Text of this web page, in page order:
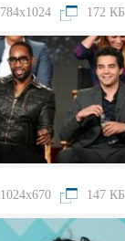
784x1024 172 КБ
1024x670 147 КБ